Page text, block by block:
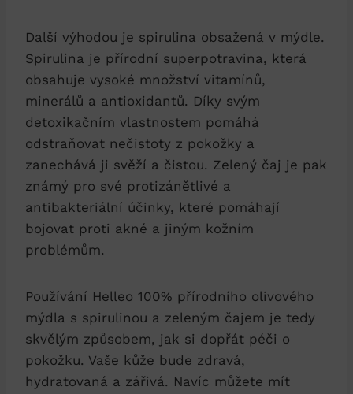
Další výhodou je spirulina obsažená v mýdle.
Spirulina je přírodní superpotravina, která
obsahuje vysoké množství vitamínů,
minerálů a antioxidantů. Díky svým
detoxikačním vlastnostem pomáhá
odstraňovat nečistoty z pokožky a
zanechává ji svěží a čistou. Zelený čaj je pak
známý pro své protizánětlivé a
antibakteriální účinky, které pomáhají
bojovat proti akné a jiným kožním
problémům.
Používání Helleo 100% přírodního olivového
mýdla s spirulinou a zeleným čajem je tedy
skvělým způsobem, jak si dopřát péči o
pokožku. Vaše kůže bude zdravá,
hydratovaná a zářivá. Navíc můžete mít